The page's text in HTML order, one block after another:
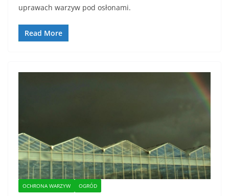
uprawach warzyw pod osłonami.
Read More
OCHRONA WARZYW OGRÓD